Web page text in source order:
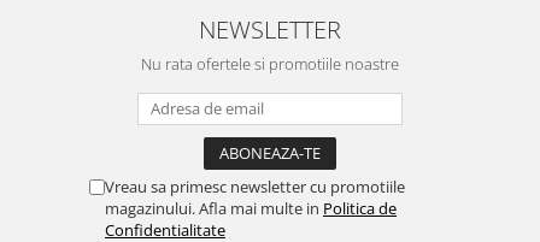
NEWSLETTER
Nu rata ofertele si promotiile noastre
Vreau sa primesc newsletter cu promotiile
magazinului. Afla mai multe in Politica de
Confidentialitate